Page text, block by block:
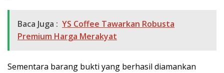
Baca Juga : YS Coffee Tawarkan Robusta
Premium Harga Merakyat
Sementara barang bukti yang berhasil diamankan